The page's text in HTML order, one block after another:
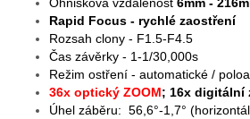
Ohnisková vzdálenost 6mm -
Rapid Focus - rychlé zaostření
Rozsah clony - F1.5-F4.5
Čas závěrky - 1-1/30,000s
Režim ostření - automatické /
36x optický ZOOM; 16x digitální
Úhel záběru: 56,6°-1,7°